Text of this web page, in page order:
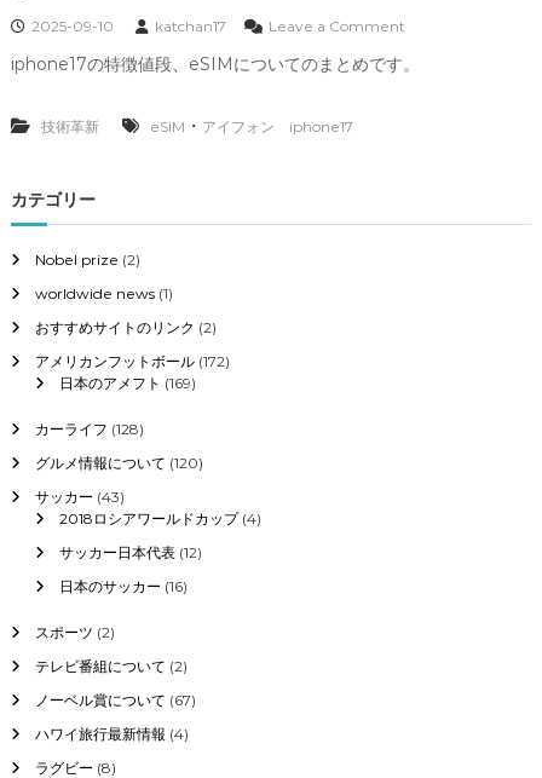
2025-09-10 katchan17 Leave a Commento
i
7
iphone17の特徴値段、eSIMについてのまとめです。
技術革新 eSIM ・ アイフォン iphone17
カテゴリー
Nobel prize (2)
worldwide news(1)
おすすめサイトのリンク (2)
アメリカンフットボール(172)
日本のアメフト (169)
カーライフ (128)
グルメ情報について (120)
サッカー (43)
2018ロシアワールドカップ(4)
サッカー日本代表(12)
日本のサッカー (16)
スポーツ (2)
テレビ番組について (2)
ノーベル賞について (67)
ハワイ旅行最新情報 (4)
ラグビー (8)